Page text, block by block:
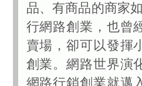
品、有商品的商家
行網路創業，也曾
賣場，卻可以發揮
創業。網路世界演
網路行銷創業就邁